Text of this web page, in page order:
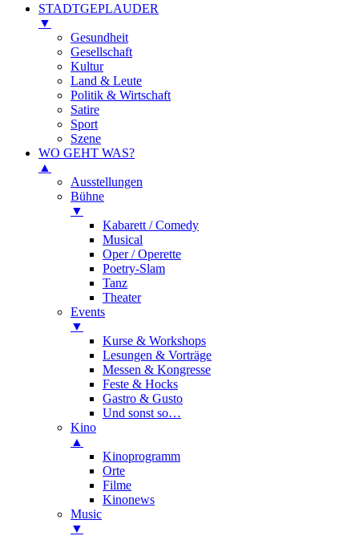
STADTGEPLAUDER
▼
Gesundheit
Gesellschaft
Kultur
Land & Leute
Politik & Wirtschaft
Satire
Sport
Szene
WO GEHT WAS?
▲
Ausstellungen
Bühne
▼
Kabarett / Comedy
Musical
Oper / Operette
Poetry-Slam
Tanz
Theater
Events
▼
Kurse & Workshops
Lesungen & Vorträge
Messen & Kongresse
Feste & Hocks
Gastro & Gusto
Und sonst so…
Kino
▲
Kinoprogramm
Orte
Filme
Kinonews
Music
▼